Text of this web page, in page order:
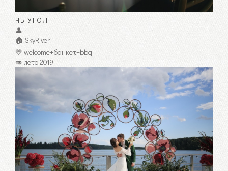
ЧБ УГОЛ
👤
🏠 SkyRiver
💛 welcome+банкет+bbq
🥑 лето 2019